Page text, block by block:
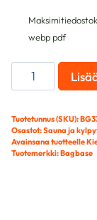
webp pdf
MATTE
PU
4
L
määrä
Tuotetunnus (SKU):
Osastot:Sauna ja
Avainsana tuotteelle
Tuotemerkki:Bagbase